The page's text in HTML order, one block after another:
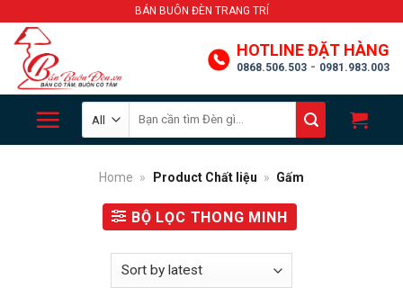
content
BÁN BUÔN ĐÈN TRANG TRÍ
HOTLINE ĐẶT HÀNG
0868.506.503 - 0981.983.003
for:
Home » Product Chất liệu » Gấm
BỘ LỌC THONG MINH